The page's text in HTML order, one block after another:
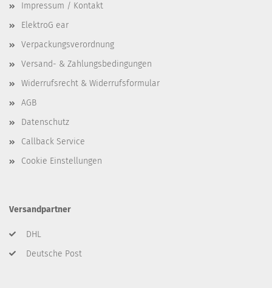
Impressum / Kontakt
ElektroG ear
Verpackungsverordnung
Versand- & Zahlungsbedingungen
Widerrufsrecht & Widerrufsformular
AGB
Datenschutz
Callback Service
Cookie Einstellungen
Versandpartner
DHL
Deutsche Post